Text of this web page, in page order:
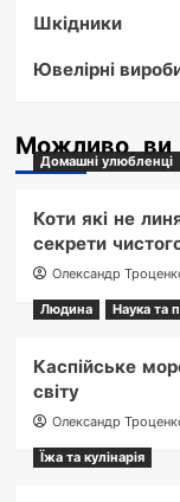
Шкідники
Ювелірні
Можливо, ви
Домашні улюбленці
Коти які не
секрети
Олександр
Людина
Наука та
Каспійське
світу
Олександр
Їжа та кулінарія